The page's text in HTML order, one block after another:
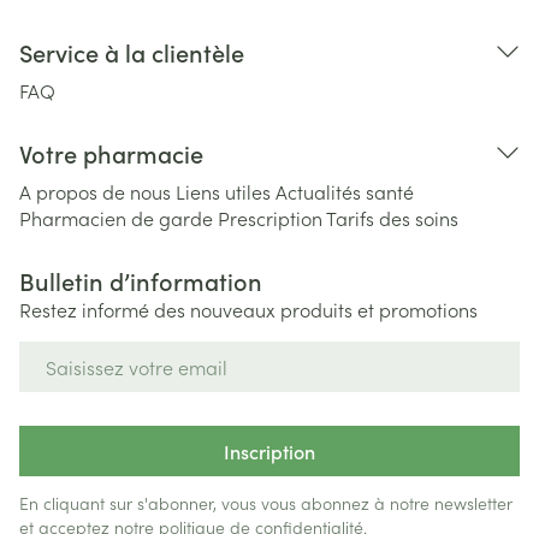
Service à la clientèle
FAQ
Votre pharmacie
A propos de nous Liens utiles Actualités santé
Pharmacien de garde PrescriptionTarifs des soins
Bulletin d’information
Restez informé des nouveaux produits et promotions
Inscription
En cliquant sur s'abonner, vous vous abonnez à notre newsletter
et acceptez notre politique de confidentialité.